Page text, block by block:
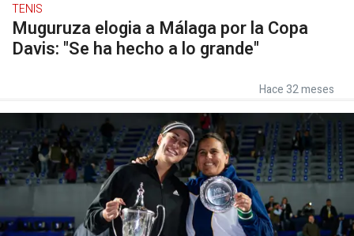
TENIS
Muguruza elogia a Málaga por la Copa
Davis: "Se ha hecho a lo grande"
Hace 32 meses